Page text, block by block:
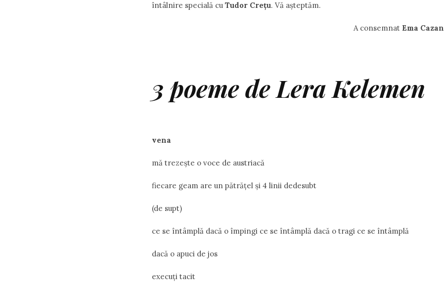
întâlnire specială cu Tudor Crețu. Vă aşteptăm.
A consemnat Ema Cazan
3 poeme de Lera Kelemen
vena
mă trezeşte o voce de austriacă
fiecare geam are un pătrăţel şi 4 linii dedesubt
(de supt)
ce se întâmplă dacă o împingi ce se întâmplă dacă o tragi ce se întâmplă
dacă o apuci de jos
execuţi tacit